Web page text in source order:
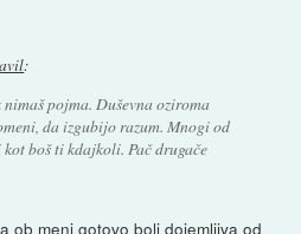
:
nimaš pojma. Duševna oziroma
da izgubijo razum. Mnogi od
boš ti kdajkoli. Pač drugače
ob meni gotovo bolj dojemljiva od